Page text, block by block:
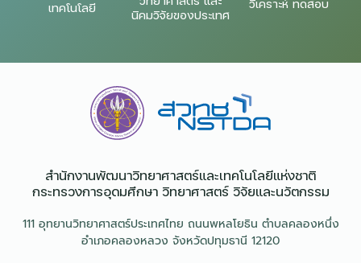
เทคโนโลยี
นิคมวิจัยของประเทศ
วิเคราะห์ ทดสอบ
สำนักงานพัฒนาวิทยาศาสตร์และเทคโนโลยีแห่งชาติ​
กระทรวงการอุดมศึกษา วิทยาศาสตร์ วิจัยและนวัตกรรม
111 อุทยานวิทยาศาสตร์ประเทศไทย ถนนพหลโยธิน ตำบลคลองหนึ่ง
อำเภอคลองหลวง จังหวัดปทุมธานี 12120